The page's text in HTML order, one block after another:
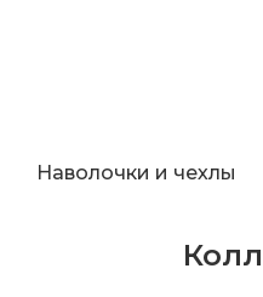
Наволочки и чехлы